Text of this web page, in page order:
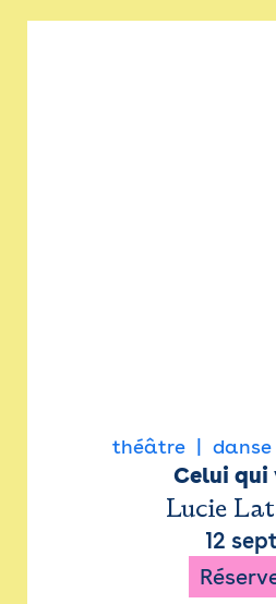
théâtre danse
Celui qui
Lucie
12